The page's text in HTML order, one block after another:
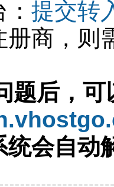
提交转
册商，则
题后，可
统会自动